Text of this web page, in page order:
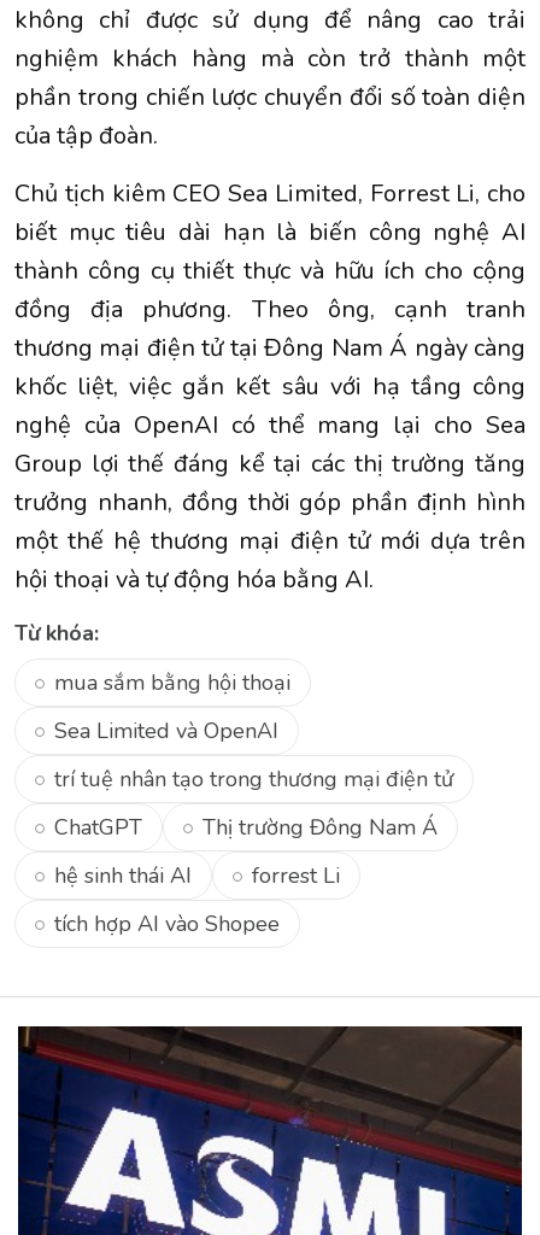
không chỉ được sử dụng để nâng cao trải
nghiệm khách hàng mà còn trở thành một
phần trong chiến lược chuyển đổi số toàn diện
của tập đoàn.
Chủ tịch kiêm CEO Sea Limited, Forrest Li, cho
biết mục tiêu dài hạn là biến công nghệ AI
thành công cụ thiết thực và hữu ích cho cộng
đồng địa phương. Theo ông, cạnh tranh
thương mại điện tử tại Đông Nam Á ngày càng
khốc liệt, việc gắn kết sâu với hạ tầng công
nghệ của OpenAI có thể mang lại cho Sea
Group lợi thế đáng kể tại các thị trường tăng
trưởng nhanh, đồng thời góp phần định hình
một thế hệ thương mại điện tử mới dựa trên
hội thoại và tự động hóa bằng AI.
Từ khóa:
mua sắm bằng hội thoại
Sea Limited và OpenAI
trí tuệ nhân tạo trong thương mại điện tử
ChatGPT
Thị trường Đông Nam Á
hệ sinh thái AI
forrest Li
tích hợp AI vào Shopee